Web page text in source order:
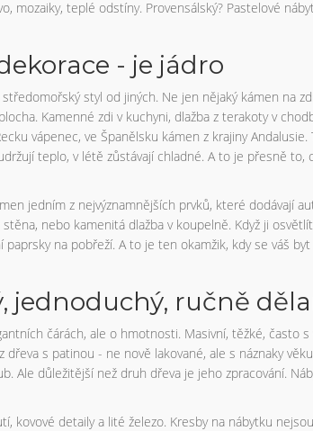
mozaiky, teplé odstíny. Provensálský? Pastelové
- je jádro
styl od jiných. Ne jen nějaký kámen na
Kamenné zdi v kuchyni, dlažba z terakoty v
vápenec, ve Španělsku kámen z krajiny
teplo, v létě zůstávají chladné. A to je přesně
jedním z nejvýznamnějších prvků, které dodávají
nebo kamenitá dlažba v koupelně. Když ji
na pobřeží. A to je ten okamžik, kdy se váš
jednoduchý, ručně
čárách, ale o hmotnosti. Masivní, těžké, často s
s patinou - ne nově lakované, ale s náznaky
Ale důležitější než druh dřeva je jeho zpracování.
kovové detaily a lité železo. Kresby na nábytku